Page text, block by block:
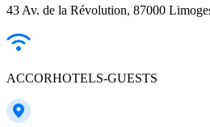
43 Av. de la Révolution, 87000
ACCORHOTELS-GUESTS